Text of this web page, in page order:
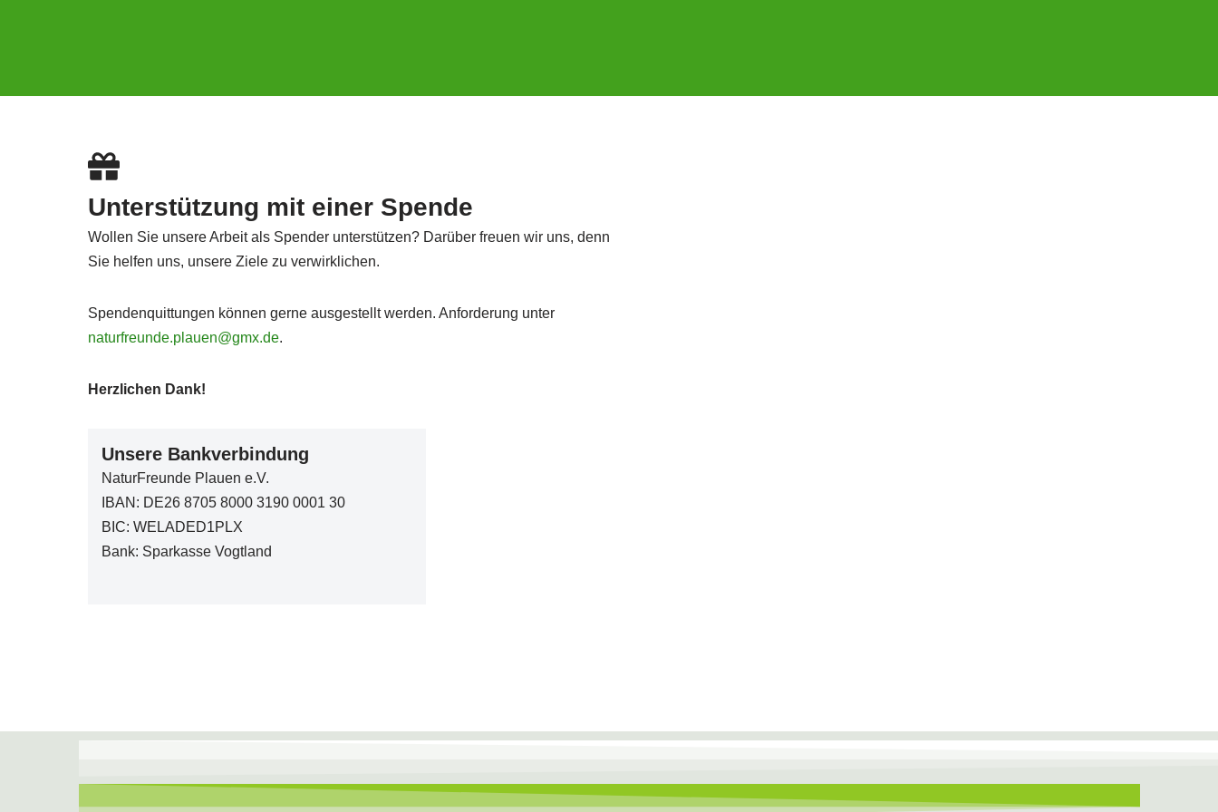
Unterstützung mit einer Spende
Wollen Sie unsere Arbeit als Spender unterstützen? Darüber freuen wir uns, denn
Sie helfen uns, unsere Ziele zu verwirklichen.
Spendenquittungen können gerne ausgestellt werden. Anforderung unter
naturfreunde.plauen@gmx.de.
Herzlichen Dank!
Unsere Bankverbindung
NaturFreunde Plauen e.V.
IBAN: DE26 8705 8000 3190 0001 30
BIC: WELADED1PLX
Bank: Sparkasse Vogtland